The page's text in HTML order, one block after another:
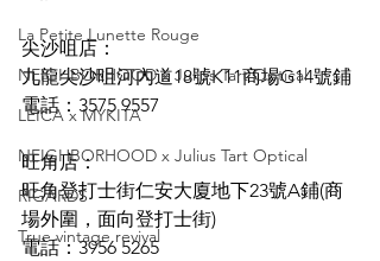
La Petite Lunette Rouge
NEIGHBORHOOD x Julius Tart Optical
LEICA x MYKITA
NEIGHBORHOOD x Julius Tart Optical
RIGARDS
True vintage revival
尖沙咀店：
九龍尖沙咀河內道18號K11商場G14號鋪
電話：3575 9557
旺角店：
旺角登打士街仁安大廈地下23號A鋪(商
場外圍，面向登打士街)
電話：3956 5265